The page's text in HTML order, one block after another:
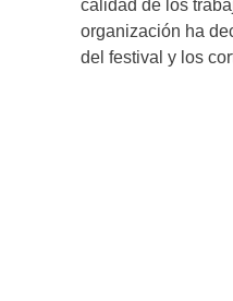
calidad de los
organización ha
del festival y los